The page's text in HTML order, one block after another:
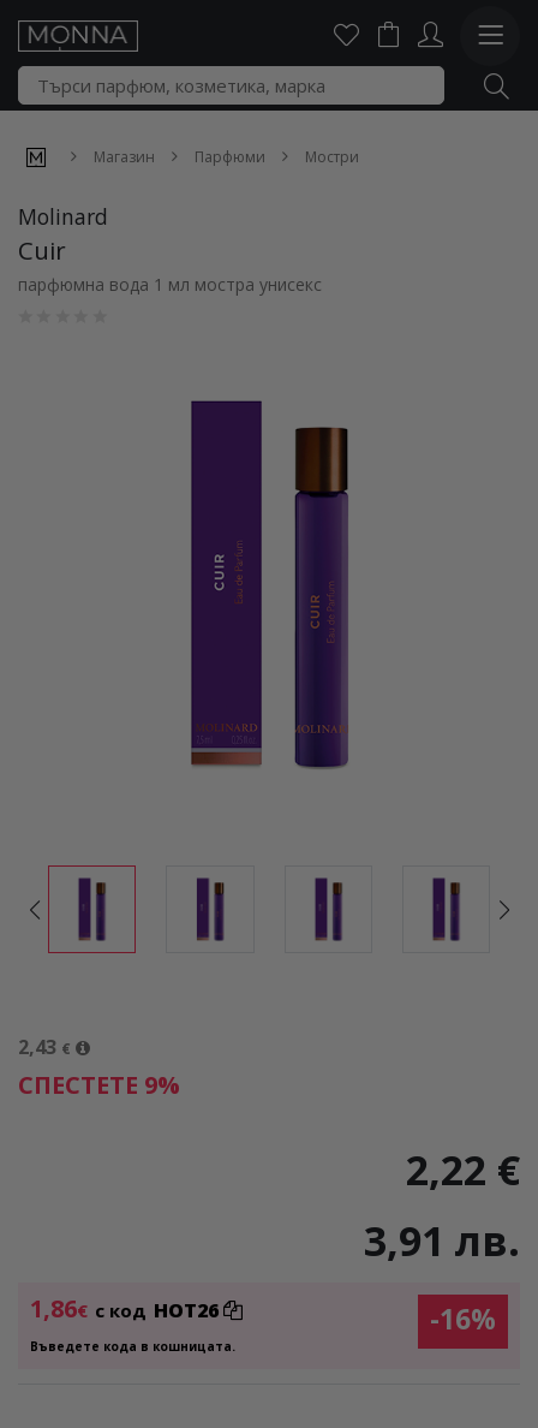
Магазин Парфюми Мостри
Molinard
Cuir
парфюмна вода 1 мл мостра унисекс
2,43 €
СПЕСТЕТЕ 9%
2,22 €
3,91 лв.
1,86€ с код HOT26
Въведете кода в кошницата.
-16%